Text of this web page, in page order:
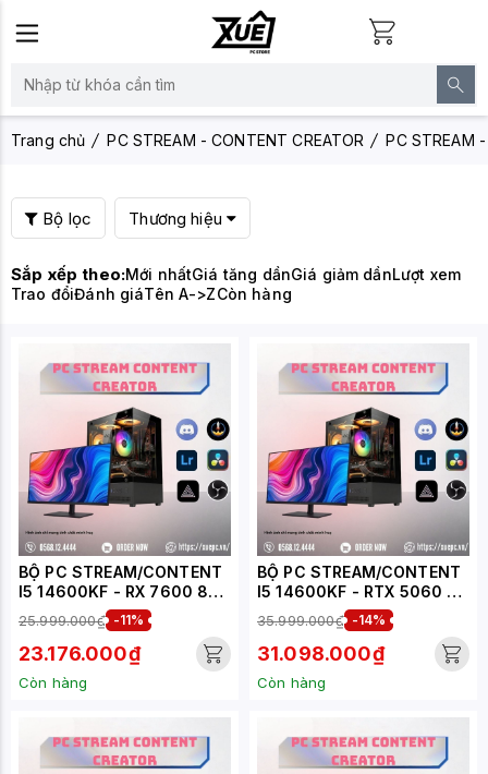
Trang chủ PC STREAM - CONTENT CREATOR PC STREAM
Bộ lọc Thương hiệu
Sắp xếp theo:Mới nhấtGiá tăng dầnGiá giảm dầnLượt xem
Trao đổiĐánh giáTên A->ZCòn hàng
BỘ PC STREAM/CONTENT
I5 14600KF - RX 7600 8GB
(XUEPC044-SC)
25.999.000₫ -11%
23.176.000₫
Còn hàng
BỘ PC STREAM/CONTENT
I5 14600KF - RTX 5060 TI
16GB (XUEPC039-SC)
35.999.000₫ -14%
31.098.000₫
Còn hàng